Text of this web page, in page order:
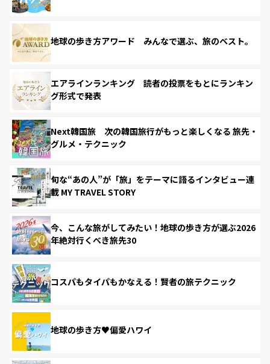
地球の歩き方アワード みんなで選ぶ、旅のベスト。
エアラインランキング 読者の投票をもとにランキン
グ形式で発表
Next韓国旅 次の韓国旅行がもっと楽しくなる 旅先・
グルメ・テクニック
旬な“あの人”が「旅」をテーマに語るインタビュー連
載 MY TRAVEL STORY
今、こんな旅がしてみたい！地球の歩き方が選ぶ2026
年絶対行くべき旅先30
コスパもタイパもかなえる！賢者の旅テクニック
地球の歩き方♥偏愛ハワイ